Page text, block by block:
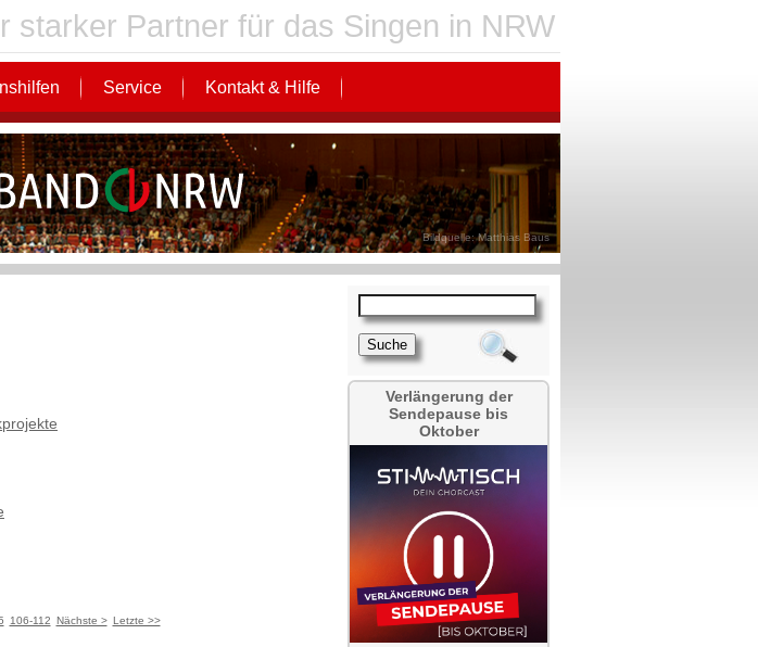
starker Partner für das Singen in NRW
Service Kontakt & Hilfe
Bildquelle: Matthias Baus
Verlängerung der
Sendepause bis
Oktober
106-112 Nächste > Letzte >>